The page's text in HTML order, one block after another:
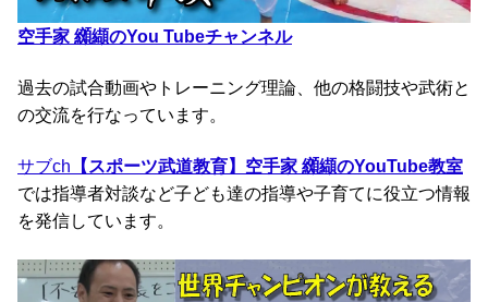
空手家 纐纈のYou Tubeチャンネル
過去の試合動画やトレーニング理論、他の格闘技や武術と
の交流を行なっています。
サブch 【スポーツ武道教育】空手家 纐纈のYouTube教室
では指導者対談など子ども達の指導や子育てに役立つ情報
を発信しています。